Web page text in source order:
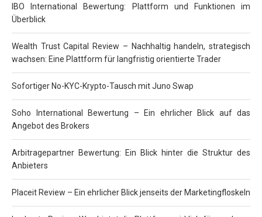
IBO International Bewertung: Plattform und Funktionen im
Überblick
Wealth Trust Capital Review – Nachhaltig handeln, strategisch
wachsen: Eine Plattform für langfristig orientierte Trader
Sofortiger No-KYC-Krypto-Tausch mit Juno Swap
Soho International Bewertung – Ein ehrlicher Blick auf das
Angebot des Brokers
Arbitragepartner Bewertung: Ein Blick hinter die Struktur des
Anbieters
Placeit Review – Ein ehrlicher Blick jenseits der Marketingfloskeln